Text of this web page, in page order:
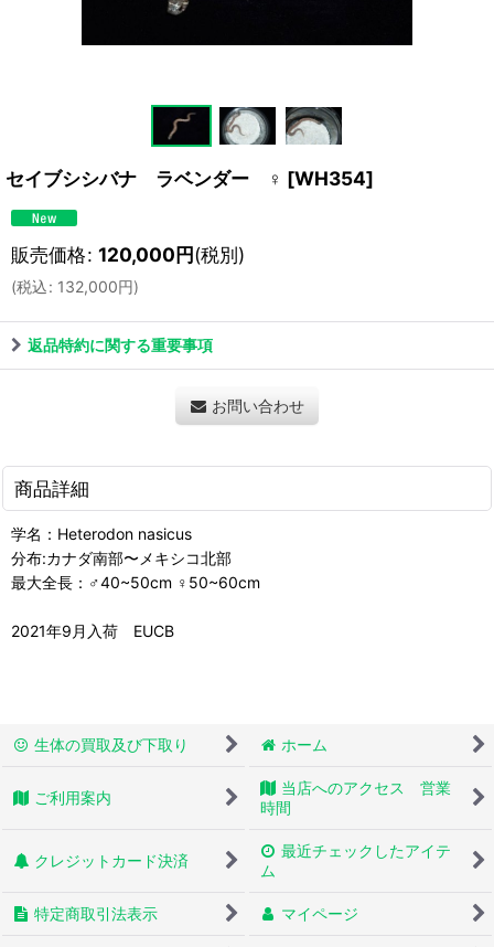
セイブシシバナ ラベンダー ♀ [WH354]
販売価格: 120,000円(税別)
(税込: 132,000円)
返品特約に関する重要事項
お問い合わせ
商品詳細
学名：Heterodon nasicus
分布:カナダ南部〜メキシコ北部
最大全長：♂40~50cm ♀50~60cm
2021年9月入荷 EUCB
生体の買取及び下取り ホーム
ご利用案内
当店へのアクセス 営業
時間
クレジットカード決済
最近チェックしたアイテ
ム
特定商取引法表示 マイページ